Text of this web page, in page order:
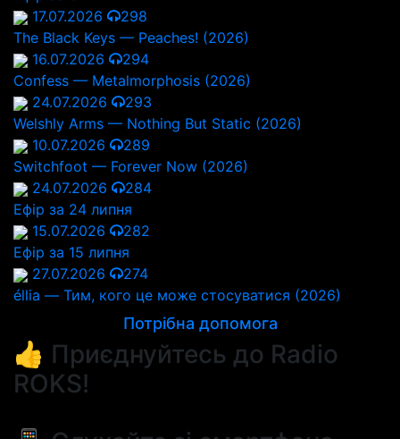
17.07.2026
298
The Black Keys — Peaches! (2026)
16.07.2026
294
Confess — Metalmorphosis (2026)
24.07.2026
293
Welshly Arms — Nothing But Static (2026)
10.07.2026
289
Switchfoot — Forever Now (2026)
24.07.2026
284
Ефір за 24 липня
15.07.2026
282
Ефір за 15 липня
27.07.2026
274
éllia — Тим, кого це може стосуватися (2026)
Потрібна допомога
👍 Приєднуйтесь до Radio
ROKS!